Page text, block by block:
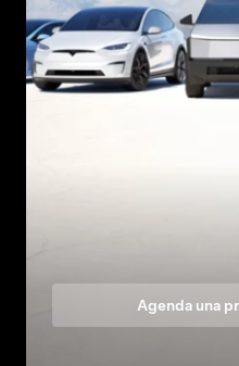
Agenda una